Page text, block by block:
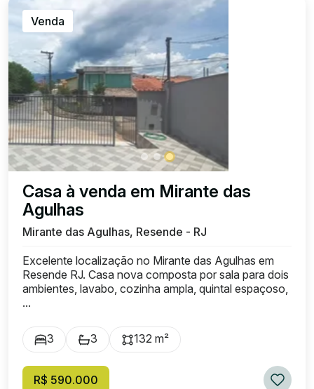
Venda
Casa à venda em Mirante das
Agulhas
Mirante das Agulhas, Resende - RJ
Excelente localização no Mirante das Agulhas em
Resende RJ. Casa nova composta por sala para dois
ambientes, lavabo, cozinha ampla, quintal espaçoso,
...
3 3 132 m²
R$ 590.000